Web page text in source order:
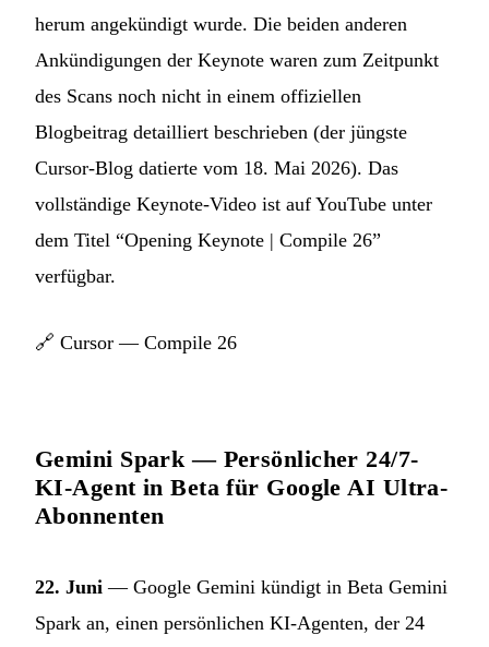
herum angekündigt wurde. Die beiden anderen
Ankündigungen der Keynote waren zum Zeitpunkt
des Scans noch nicht in einem offiziellen
Blogbeitrag detailliert beschrieben (der jüngste
Cursor-Blog datierte vom 18. Mai 2026). Das
vollständige Keynote-Video ist auf YouTube unter
dem Titel “Opening Keynote | Compile 26”
verfügbar.
🔗 Cursor — Compile 26
Gemini Spark — Persönlicher 24/7-
KI-Agent in Beta für Google AI Ultra-
Abonnenten
22. Juni — Google Gemini kündigt in Beta Gemini
Spark an, einen persönlichen KI-Agenten, der 24